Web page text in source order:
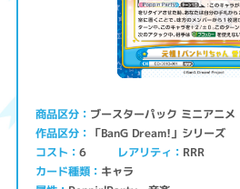
商品区分 ブースターパック ミニアニメ
作品区分 「BanG Dream!」シリーズ
コスト 6 レアリティ RRR
カード種類 キャラ